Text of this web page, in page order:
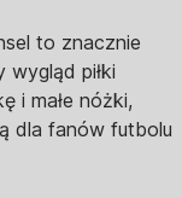
to znacznie
wygląd piłki
i małe nóżki,
dla fanów futbolu